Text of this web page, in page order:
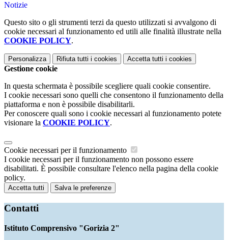
Notizie
Questo sito o gli strumenti terzi da questo utilizzati si avvalgono di
cookie necessari al funzionamento ed utili alle finalità illustrate nella
COOKIE POLICY.
Personalizza Rifiuta tutti i cookies Accetta tutti i cookies
Gestione cookie
In questa schermata è possibile scegliere quali cookie consentire.
I cookie necessari sono quelli che consentono il funzionamento della
piattaforma e non è possibile disabilitarli.
Per conoscere quali sono i cookie necessari al funzionamento potete
visionare la COOKIE POLICY.
Cookie necessari per il funzionamento
I cookie necessari per il funzionamento non possono essere
disabilitati. È possibile consultare l'elenco nella pagina della cookie
policy.
Accetta tutti Salva le preferenze
Contatti
Istituto Comprensivo "Gorizia 2"